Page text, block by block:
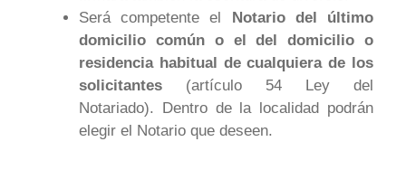
Será competente el Notario del último
domicilio común o el del domicilio o
residencia habitual de cualquiera de los
solicitantes (artículo 54 Ley del
Notariado). Dentro de la localidad podrán
elegir el Notario que deseen.